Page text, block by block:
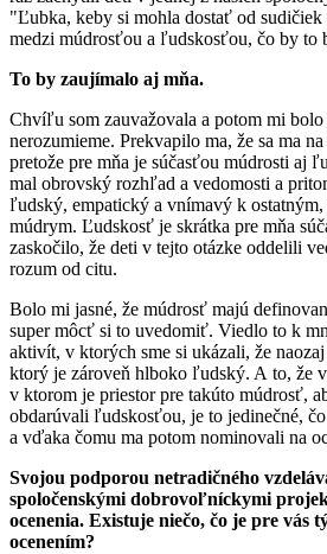
"Ľubka, keby si mohla dostať od
medzi múdrosťou a ľudskosťou, čo by to
To by zaujímalo aj mňa.
Chvíľu som zauvažovala a potom mi bolo
nerozumieme. Prekvapilo ma, že sa ma
pretože pre mňa je súčasťou múdrosti aj
mal obrovský rozhľad a vedomosti a
ľudský, empatický a vnímavý k
múdrym. Ľudskosť je skrátka pre mňa
zaskočilo, že deti v tejto otázke oddelili
rozum od citu.
Bolo mi jasné, že múdrosť majú
super môcť si to uvedomiť. Viedlo to k
aktivít, v ktorých sme si ukázali, že
ktorý je zároveň hlboko ľudský. A to, že
v ktorom je priestor pre takúto múdrosť,
obdarúvali ľudskosťou, je to jedinečné,
a vďaka čomu ma potom nominovali na
Svojou podporou netradičného
spoločenskými dobrovoľníckymi
ocenenia. Existuje niečo, čo je pre vás
ocenením?